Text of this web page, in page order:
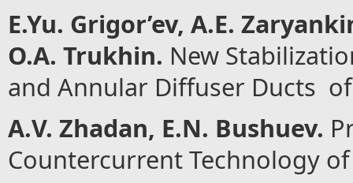
E.Yu. Grigor’ev, A.E.
O.A. Trukhin. New
and Annular Diffuser Ducts
А.V. Zhadan, Е.N. Bushuev.
Countercurrent Technology